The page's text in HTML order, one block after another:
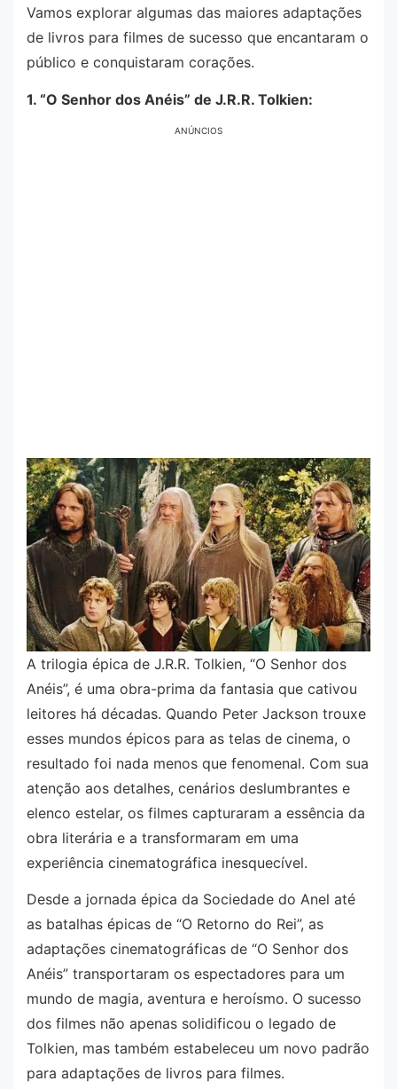
Vamos explorar algumas das maiores adaptações
de livros para filmes de sucesso que encantaram o
público e conquistaram corações.
1. “O Senhor dos Anéis” de J.R.R. Tolkien:
ANÚNCIOS
A trilogia épica de J.R.R. Tolkien, “O Senhor dos
Anéis”, é uma obra-prima da fantasia que cativou
leitores há décadas. Quando Peter Jackson trouxe
esses mundos épicos para as telas de cinema, o
resultado foi nada menos que fenomenal. Com sua
atenção aos detalhes, cenários deslumbrantes e
elenco estelar, os filmes capturaram a essência da
obra literária e a transformaram em uma
experiência cinematográfica inesquecível.
Desde a jornada épica da Sociedade do Anel até
as batalhas épicas de “O Retorno do Rei”, as
adaptações cinematográficas de “O Senhor dos
Anéis” transportaram os espectadores para um
mundo de magia, aventura e heroísmo. O sucesso
dos filmes não apenas solidificou o legado de
Tolkien, mas também estabeleceu um novo padrão
para adaptações de livros para filmes.